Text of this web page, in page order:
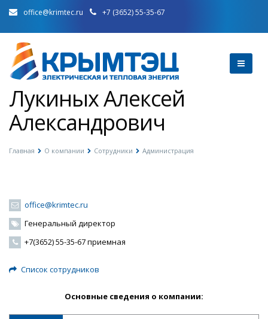
office@krimtec.ru +7 (3652) 55-35-67
Лукиных Алексей
Александрович
Главная О компании Сотрудники Администрация
office@krimtec.ru
Генеральный директор
+7(3652) 55-35-67 приемная
Список сотрудников
Основные сведения о компании: